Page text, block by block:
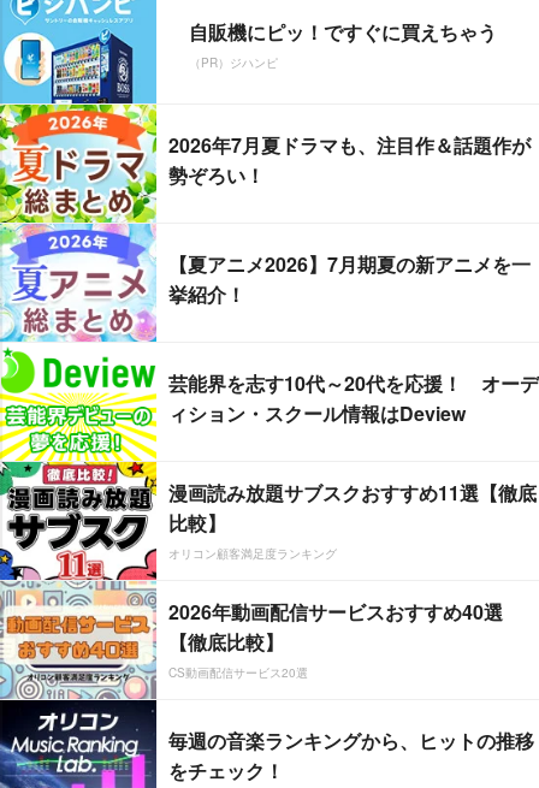
自販機にピッ！ですぐに買えちゃう
（PR）ジハンピ
2026年7月夏ドラマも、注目作＆話題作が
勢ぞろい！
【夏アニメ2026】7月期夏の新アニメを一
挙紹介！
芸能界を志す10代～20代を応援！ オーデ
ィション・スクール情報はDeview
漫画読み放題サブスクおすすめ11選【徹底
比較】
オリコン顧客満足度ランキング
2026年動画配信サービスおすすめ40選
【徹底比較】
CS動画配信サービス20選
毎週の音楽ランキングから、ヒットの推移
をチェック！